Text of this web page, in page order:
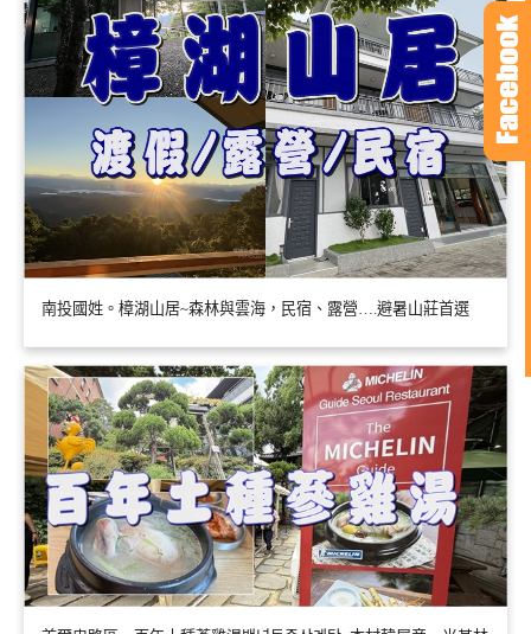
南投國姓。樟湖山居~森林與雲海，民宿、露營….避暑山莊首選